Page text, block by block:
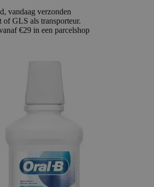
vandaag verzonden
of GLS als transporteur.
€29 in een parcelshop